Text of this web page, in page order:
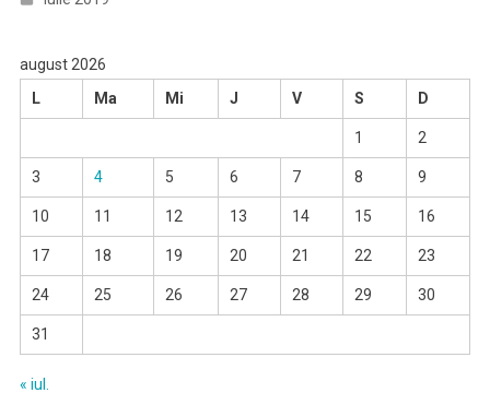
august 2026
L
Ma Mi J V S D
1 2
3 4 5 6 7 8 9
10 11 12 13 14 15 16
17 18 19 20 21 22 23
24 25 26 27 28 29 30
31
« iul.